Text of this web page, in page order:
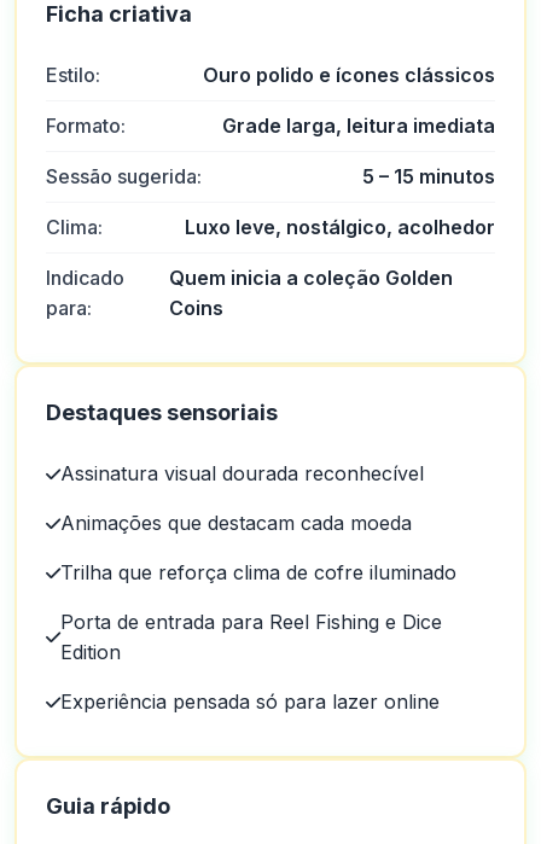
Ficha criativa
Estilo: Ouro polido e ícones clássicos
Formato: Grade larga, leitura imediata
Sessão sugerida: 5 – 15 minutos
Clima: Luxo leve, nostálgico, acolhedor
Indicado
para:
Quem inicia a coleção Golden
Coins
Destaques sensoriais
Assinatura visual dourada reconhecível
Animações que destacam cada moeda
Trilha que reforça clima de cofre iluminado
Porta de entrada para Reel Fishing e Dice
Edition
Experiência pensada só para lazer online
Guia rápido